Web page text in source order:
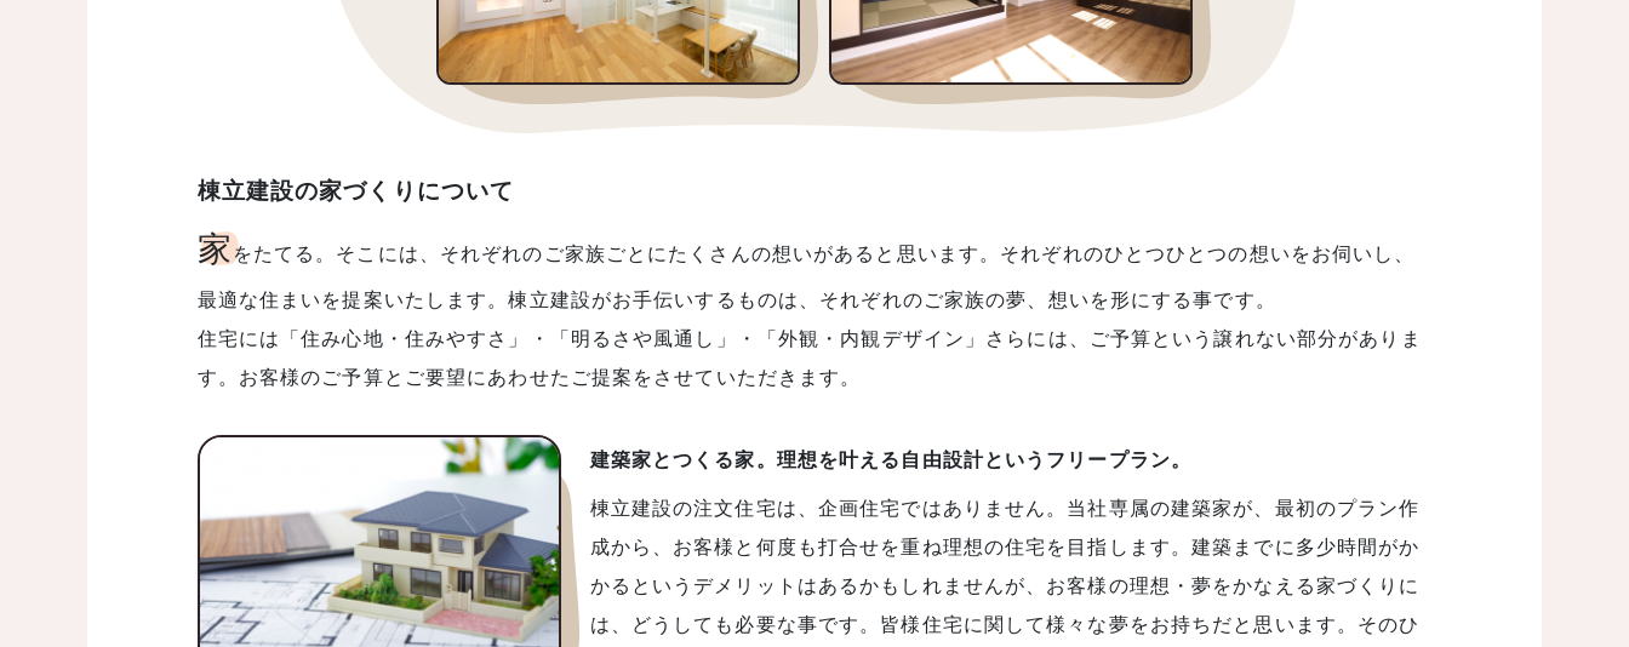
棟立建設の家づくりについて
家をたてる。そこには、それぞれのご家族ごとにたくさんの想いがあると思います。それぞれのひとつひとつの想いをお伺いし、
最適な住まいを提案いたします。棟立建設がお手伝いするものは、それぞれのご家族の夢、想いを形にする事です。
住宅には「住み心地・住みやすさ」・「明るさや風通し」・「外観・内観デザイン」さらには、ご予算という譲れない部分がありま
す。お客様のご予算とご要望にあわせたご提案をさせていただきます。
建築家とつくる家。理想を叶える自由設計というフリープラン。
棟立建設の注文住宅は、企画住宅ではありません。当社専属の建築家が、最初のプラン作
成から、お客様と何度も打合せを重ね理想の住宅を目指します。建築までに多少時間がか
かるというデメリットはあるかもしれませんが、お客様の理想・夢をかなえる家づくりに
は、どうしても必要な事です。皆様住宅に関して様々な夢をお持ちだと思います。そのひ